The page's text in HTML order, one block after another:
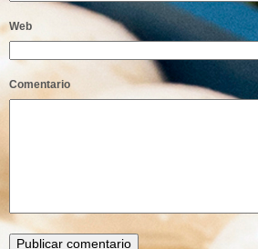
Web
Comentario